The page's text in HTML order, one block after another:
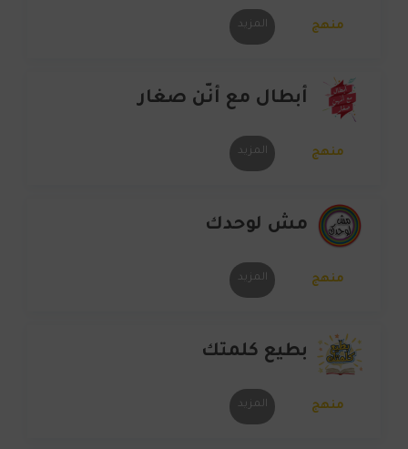
منهج المزيد
أبطال مع أنّن صغار
منهج المزيد
مش لوحدك
منهج المزيد
بطيع كلمتك
منهج المزيد